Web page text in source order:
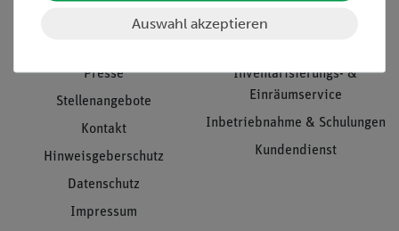
Unternehmen
Presse
Stellenangebote
Kontakt
Hinweisgeberschutz
Datenschutz
Impressum
Übersicht Service
Inventarisierungs- &
Einräumservice
Inbetriebnahme & Schulungen
Kundendienst
Auswahl akzeptieren